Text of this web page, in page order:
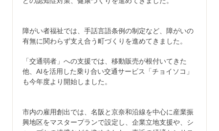
障がい者福祉では、手話言語条例の制定など、障がいの
有無に関わらず支え合う町づくりを進めてきました。
「交通弱者」への支援では、移動販売が根付いてきた
他、AIを活用した乗り合い交通サービス「チョイソコ」
も今年度より開始しました。
市内の雇用創出では、名阪と京奈和沿線を中心に産業振
興地区をマスタープランで設定し、企業立地支援や、シ